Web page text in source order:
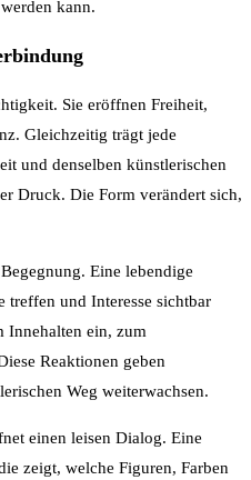
kann.
Sie eröffnen Freiheit,
Gleichzeitig trägt jede
und denselben künstlerischen
Druck. Die Form verändert sich,
Eine lebendige
und Interesse sichtbar
Innehalten ein, zum
Reaktionen geben
Weg weiterwachsen.
einen leisen Dialog. Eine
zeigt, welche Figuren, Farben